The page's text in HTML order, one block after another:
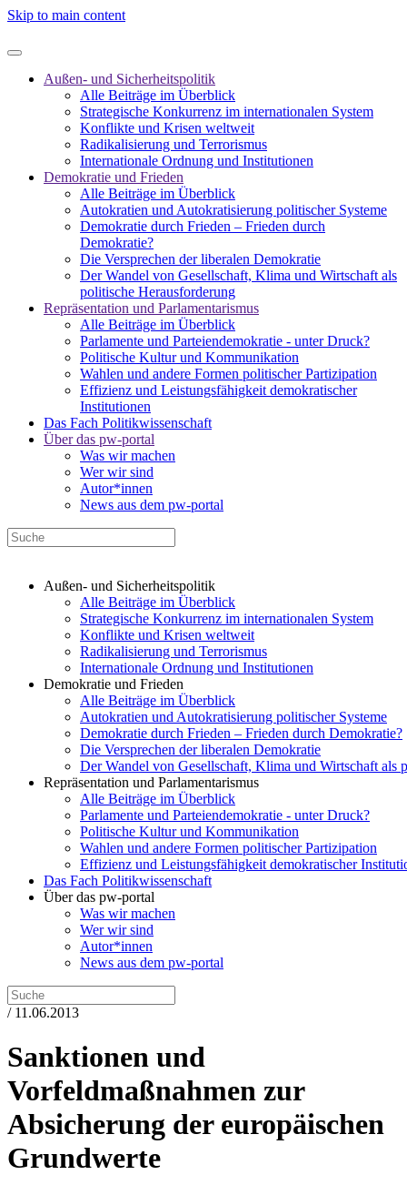
Skip to main content
Außen- und Sicherheitspolitik
Alle Beiträge im Überblick
Strategische Konkurrenz im internationalen System
Konflikte und Krisen weltweit
Radikalisierung und Terrorismus
Internationale Ordnung und Institutionen
Demokratie und Frieden
Alle Beiträge im Überblick
Autokratien und Autokratisierung politischer Systeme
Demokratie durch Frieden – Frieden durch
Demokratie?
Die Versprechen der liberalen Demokratie
Der Wandel von Gesellschaft, Klima und Wirtschaft als
politische Herausforderung
Repräsentation und Parlamentarismus
Alle Beiträge im Überblick
Parlamente und Parteiendemokratie - unter Druck?
Politische Kultur und Kommunikation
Wahlen und andere Formen politischer Partizipation
Effizienz und Leistungsfähigkeit demokratischer
Institutionen
Das Fach Politikwissenschaft
Über das pw-portal
Was wir machen
Wer wir sind
Autor*innen
News aus dem pw-portal
Außen- und Sicherheitspolitik
Alle Beiträge im Überblick
Strategische Konkurrenz im internationalen System
Konflikte und Krisen weltweit
Radikalisierung und Terrorismus
Internationale Ordnung und Institutionen
Demokratie und Frieden
Alle Beiträge im Überblick
Autokratien und Autokratisierung politischer Systeme
Demokratie durch Frieden – Frieden durch Demokratie?
Die Versprechen der liberalen Demokratie
Der Wandel von Gesellschaft, Klima und Wirtschaft als
Repräsentation und Parlamentarismus
Alle Beiträge im Überblick
Parlamente und Parteiendemokratie - unter Druck?
Politische Kultur und Kommunikation
Wahlen und andere Formen politischer Partizipation
Effizienz und Leistungsfähigkeit demokratischer
Das Fach Politikwissenschaft
Über das pw-portal
Was wir machen
Wer wir sind
Autor*innen
News aus dem pw-portal
/ 11.06.2013
Sanktionen und
Vorfeldmaßnahmen zur
Absicherung der europäischen
Grundwerte